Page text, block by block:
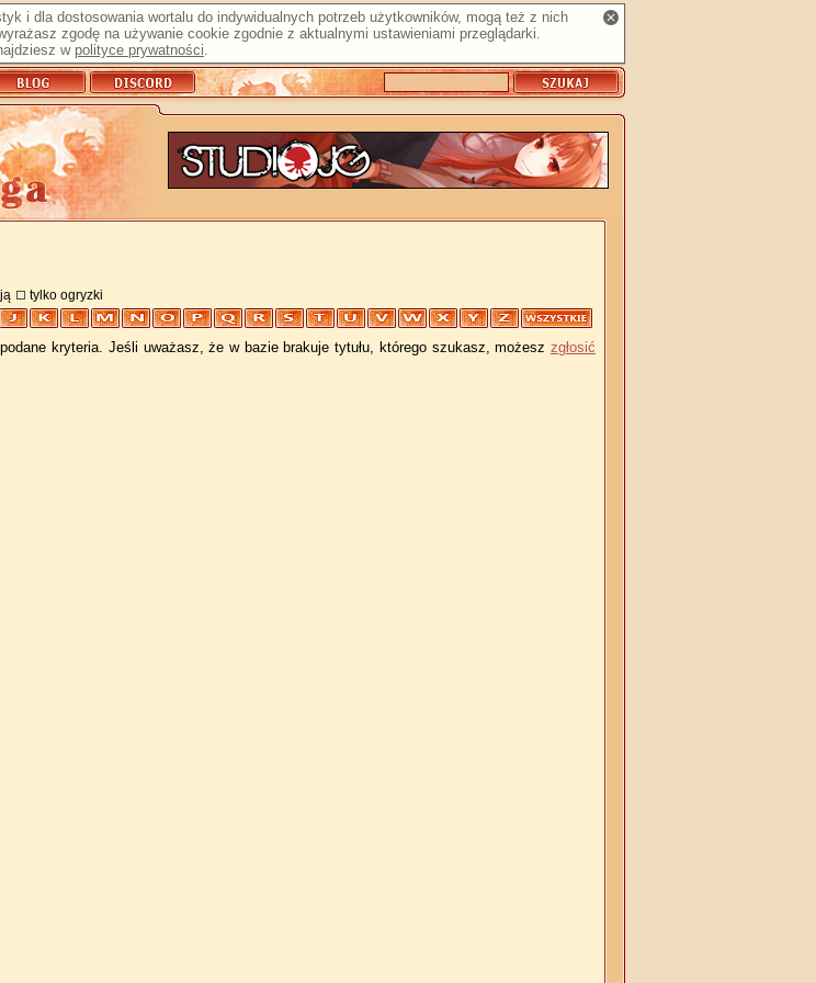
i dla dostosowania wortalu do indywidualnych potrzeb użytkowników, mogą też z nich
zgodę na używanie cookie zgodnie z aktualnymi ustawieniami przeglądarki.
w polityce prywatności.
tylko ogryzki
kryteria. Jeśli uważasz, że w bazie brakuje tytułu, którego szukasz, możesz zgłosić